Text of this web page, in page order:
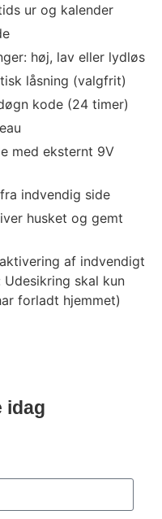
idag
ur og kalender
høj, lav eller lydløs
låsning (valgfrit)
kode (24 timer)
med eksternt 9V
indvendig side
husket og gemt
af indvendigt
skal kun
forladt hjemmet)